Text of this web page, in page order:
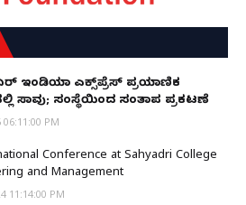
ಇಂಡಿಯಾ ಎಕ್ಸ್‌ಪ್ರೆಸ್ ಪ್ರಯಾಣಿಕ
ಸಾವು; ಸಂಸ್ಥೆಯಿಂದ ಸಂತಾಪ ಪ್ರಕಟಣೆ
PM
Conference at Sahyadri College
and Management
11:14:00 PM